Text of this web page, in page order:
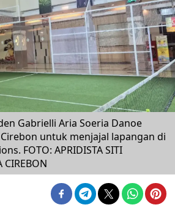
Gabrielli Aria Soeria Danoe
untuk menjajal lapangan di
FOTO: APRIDISTA SITI
CIREBON